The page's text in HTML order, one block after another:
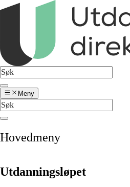
Meny
Hovedmeny
Utdanningsløpet